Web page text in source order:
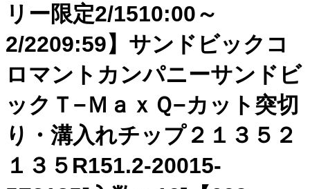
リー限定2/1510:00～
2/2209:59】サンドビックコ
ロマントカンパニーサンドビ
ックＴ−ＭａｘＱ−カット突切
り・溝入れチップ２１３５２
１３５R151.2-20015-